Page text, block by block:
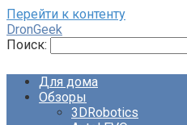
Перейти к контенту
DronGeek
Поиск:
Для дома
Обзоры
3DRobotics